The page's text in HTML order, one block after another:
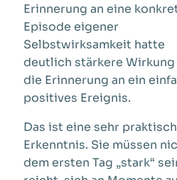
Erinnerung an eine
Episode eigener
Selbstwirksamkeit hatte
deutlich stärkere Wirkung
die Erinnerung an ein
positives Ereignis.
Das ist eine sehr
Erkenntnis. Sie müssen
dem ersten Tag „stark“